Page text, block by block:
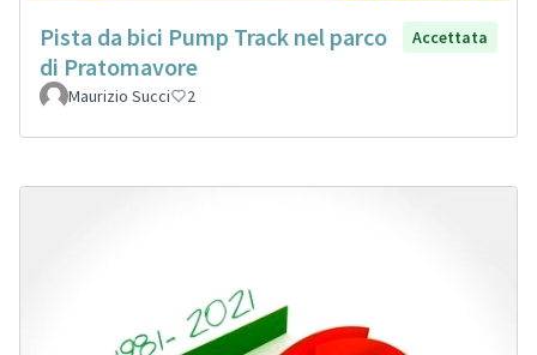
Pista da bici Pump Track nel parco
di Pratomavore
Accettata
Maurizio Succi 2